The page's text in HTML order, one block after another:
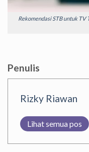
Rekomendasi STB untuk TV
Penulis
Rizky Riawan
Lihat semua pos